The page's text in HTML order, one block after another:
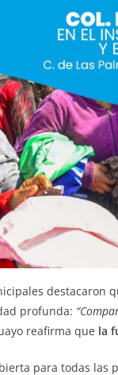
destacaron
profunda:
reafirma que la
para todas las